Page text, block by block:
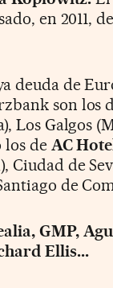
en 2011,
deuda de
son los
Los Galgos
de AC
Ciudad de
de
GMP,
Ellis...